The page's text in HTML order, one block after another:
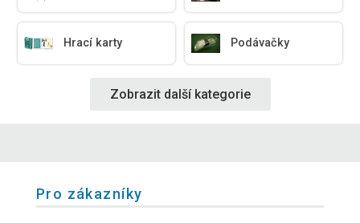
Hrací karty Podávačky
Zobrazit další kategorie
Pro zákazníky